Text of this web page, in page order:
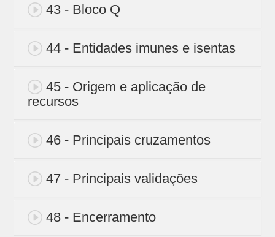
43 - Bloco Q
44 - Entidades imunes e isentas
45 - Origem e aplicação de
recursos
46 - Principais cruzamentos
47 - Principais validações
48 - Encerramento